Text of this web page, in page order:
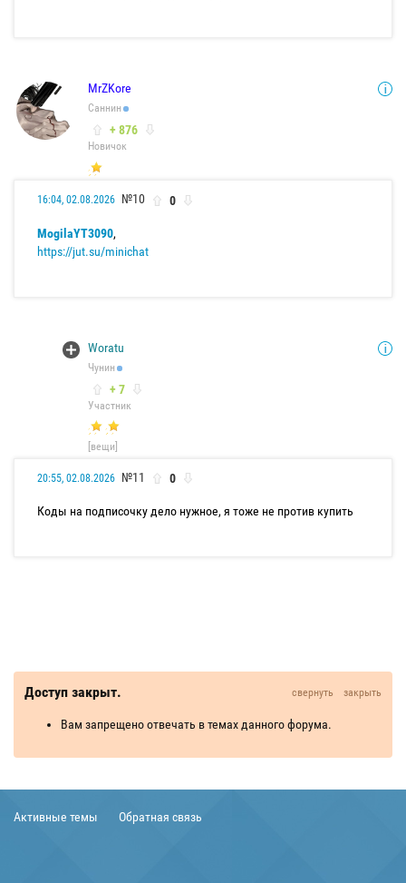
MrZKore
Саннин
+ 876
Новичок
16:04, 02.08.2026 №10 0
MogilaYT3090,
https://jut.su/minichat
Woratu
Чунин
+ 7
Участник
[вещи]
20:55, 02.08.2026 №11 0
Коды на подписочку дело нужное, я тоже не против купить
Доступ закрыт. свернуть закрыть
Вам запрещено отвечать в темах данного форума.
Активные темы Обратная связь